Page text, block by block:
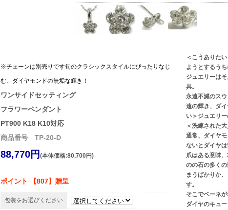
＜こうありた
ようとするう
ジュエリーは
具。
永遠不滅のス
遠の輝き、ダ
い＞ジュエリー
＜洗練された
通常、ダイヤ
ないとダイヤは
爪はある意味
のの石の多く
まうばかりか
す。
そこでベーネ
ダイヤのキュ
※チェーンは別売りです旬のクラシックスタイルにぴったりなじ
む、ダイヤモンドの無垢な輝き！
ワンサイドセッティング
フラワーペンダント
PT900 K18 K10対応
商品番号 TP-20-D
88,770円 (本体価格:80,700円)
ポイント 【807】贈呈
包装をお選びください